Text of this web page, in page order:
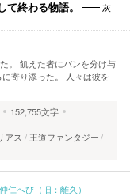
終わる物語。
灰
。 飢えた者にパンを分け与
寄り添った。 人々は彼を
152,755文字
アス
王道ファンタジー
仲仁へび（旧：離久）